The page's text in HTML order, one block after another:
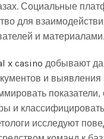
Социальные
для
и материалами.
x casino добывают
и выявления
и
исследуют